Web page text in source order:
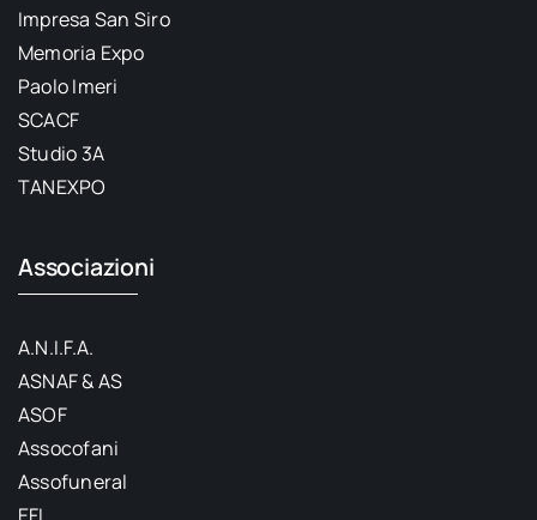
Impresa San Siro
Memoria Expo
Paolo Imeri
SCACF
Studio 3A
TANEXPO
Associazioni
A.N.I.F.A.
ASNAF & AS
ASOF
Assocofani
Assofuneral